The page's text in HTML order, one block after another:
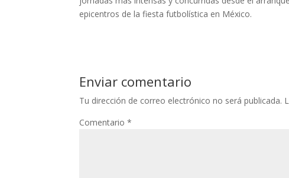
epicentros de la fiesta futbolística en México.
Enviar comentario
Tu dirección de correo electrónico no será publicada.
Comentario*